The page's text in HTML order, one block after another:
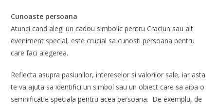
Cunoaste persoana
Atunci cand alegi un cadou simbolic pentru Craciun sau alt
eveniment special, este crucial sa cunosti persoana pentru
care faci alegerea.
Reflecta asupra pasiunilor, intereselor si valorilor sale, iar asta
te va ajuta sa identifici un simbol sau un obiect care sa aiba o
semnificatie speciala pentru acea persoana. De exemplu, de